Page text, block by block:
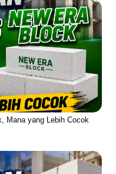
Mana yang Lebih Cocok